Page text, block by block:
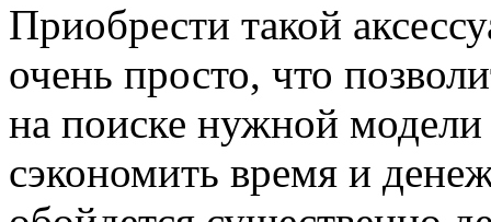
Приобрести такой
очень просто, что
на поиске нужной
сэкономить время и